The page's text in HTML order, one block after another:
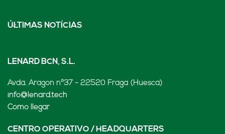
ÚLTIMAS NOTÍCIAS
LENARD BCN, S.L.
Avda. Aragón nº37 - 22520 Fraga (Huesca)
info@lenard.tech
Cómo llegar
CENTRO OPERATIVO / HEADQUARTERS